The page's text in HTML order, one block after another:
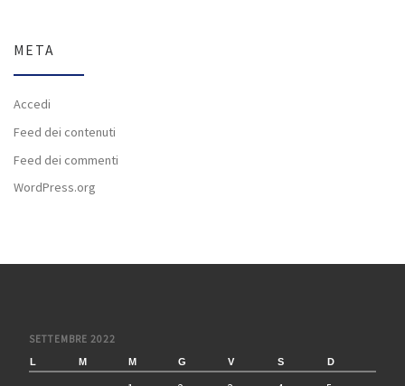
META
Accedi
Feed dei contenuti
Feed dei commenti
WordPress.org
SETTEMBRE 2022
L M M G V S D